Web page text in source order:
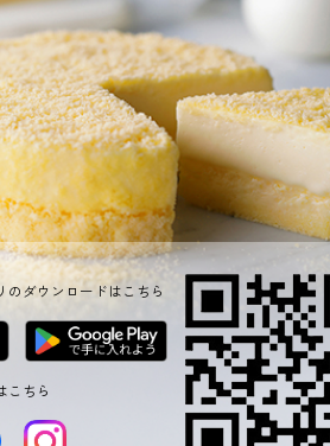
のダウンロードはこちら
こちら